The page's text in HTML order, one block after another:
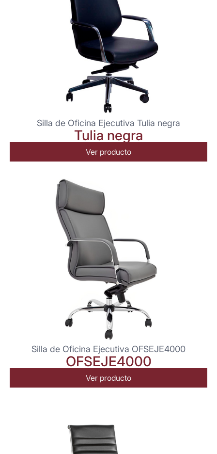
Silla de Oficina Ejecutiva Tulia negra
Tulia negra
Ver producto
Silla de Oficina Ejecutiva OFSEJE4000
OFSEJE4000
Ver producto